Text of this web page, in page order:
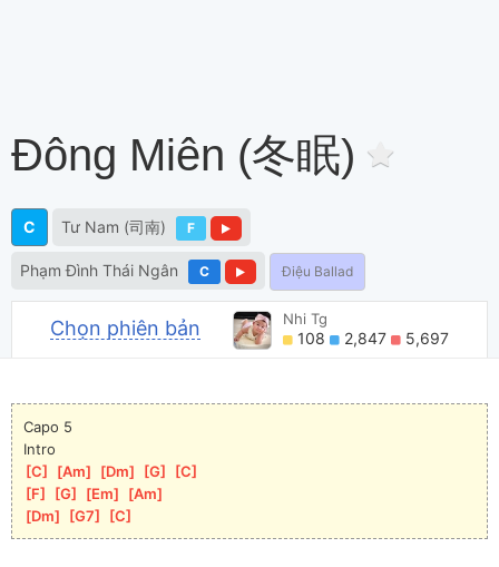
Đông Miên (冬眠)
C Tư Nam (司南) F
Phạm Đình Thái Ngân C Điệu Ballad
Chọn phiên bản Nhi Tg
108 2,847 5,697
Capo 5
Intro
[C [Am [Dm [G [C
[F [G [Em [Am
[Dm [G7 [C